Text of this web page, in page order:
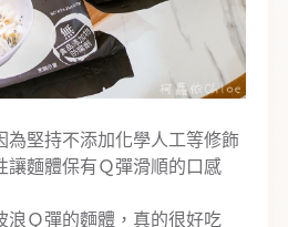
為堅持不添加化學人工等修飾
讓麵體保有Ｑ彈滑順的口感
浪Ｑ彈的麵體，真的很好吃